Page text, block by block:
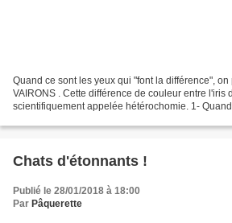
Quand ce sont les yeux qui "font la différence",
VAIRONS . Cette différence de couleur entre l'iris
scientifiquement appelée hétérochomie. 1-
Chats d'étonnants !
Publié le 28/01/2018 à 18:00
Par Pâquerette